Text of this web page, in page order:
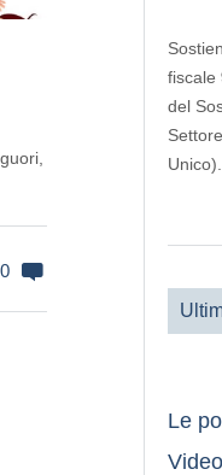
0
fiscale
del
Unico).
Le